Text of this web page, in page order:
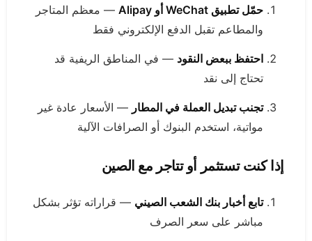
حمّل تطبيق WeChat أو Alipay
— معظم المتاجر
والمطاعم تقبل الدفع الإلكتروني فقط
احتفظ ببعض النقود — في المناطق الريفية قد
تحتاج إلى نقد
تجنب تبديل العملة في المطار — الأسعار عادة غير
مواتية، استخدم البنوك أو الصرافات الآلية
إذا كنت تستثمر أو تتاجر مع الصين
تابع أخبار بنك الشعب الصيني — قراراته تؤثر بشكل
مباشر على سعر الصرف